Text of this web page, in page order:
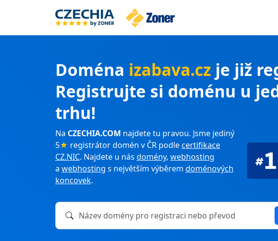
Doména izabava.cz je již
Registrujte si doménu u
trhu!
Na CZECHIA.COM najdete tu pravou. Jsme jediný
5★ registrátor domén v ČR podlecertifikace
CZ.NIC. Najdete u nás domény, webhosting
a webhosting s největším výběrem doménových
koncovek.
Název domény k registraci nebo převodu